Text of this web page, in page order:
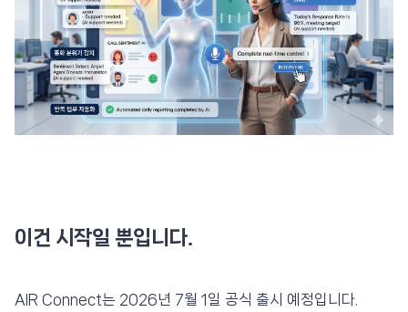
이건 시작일 뿐입니다.
AIR Connect는 2026년 7월 1일 공식 출시 예정입니다.